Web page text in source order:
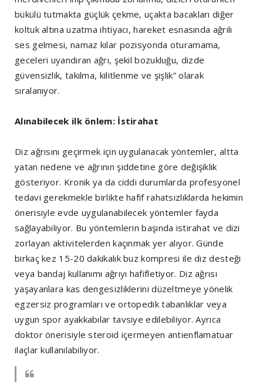
bükülü tutmakta güçlük çekme, uçakta bacakları diğer
koltuk altına uzatma ihtiyacı, hareket esnasında ağrılı
ses gelmesi, namaz kılar pozisyonda oturamama,
geceleri uyandıran ağrı, şekil bozukluğu, dizde
güvensizlik, takılma, kilitlenme ve şişlik” olarak
sıralanıyor.
Alınabilecek ilk önlem: İstirahat
Diz ağrısını geçirmek için uygulanacak yöntemler, altta
yatan nedene ve ağrının şiddetine göre değişiklik
gösteriyor. Kronik ya da ciddi durumlarda profesyonel
tedavi gerekmekle birlikte hafif rahatsızlıklarda hekimin
önerisiyle evde uygulanabilecek yöntemler fayda
sağlayabiliyor. Bu yöntemlerin başında istirahat ve dizi
zorlayan aktivitelerden kaçınmak yer alıyor. Günde
birkaç kez 15-20 dakikalık buz kompresi ile diz desteği
veya bandaj kullanımı ağrıyı hafifletiyor. Diz ağrısı
yaşayanlara kas dengesizliklerini düzeltmeye yönelik
egzersiz programları ve ortopedik tabanlıklar veya
uygun spor ayakkabılar tavsiye edilebiliyor. Ayrıca
doktor önerisiyle steroid içermeyen antienflamatuar
ilaçlar kullanılabiliyor.